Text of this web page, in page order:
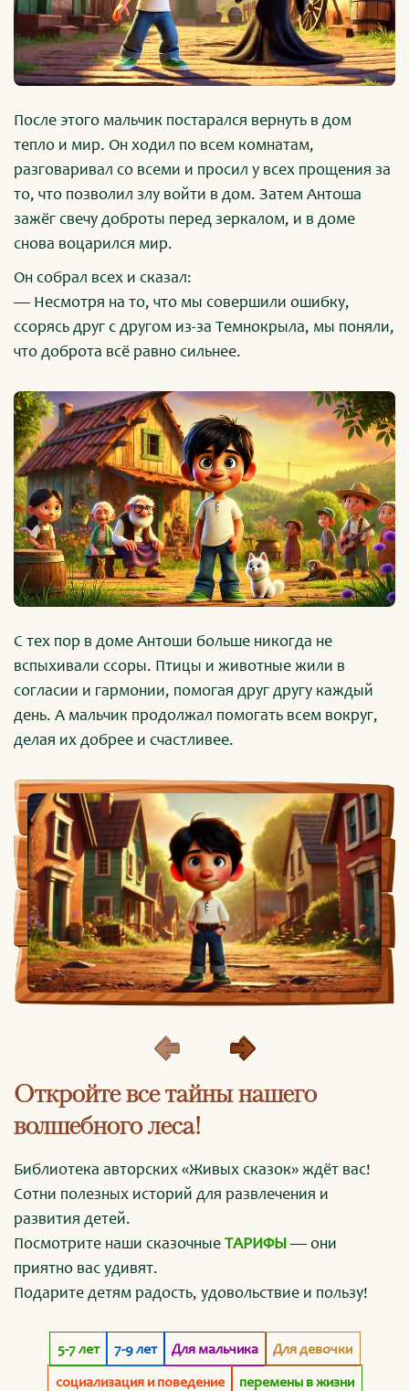
После этого мальчик постарался вернуть в дом
тепло и мир. Он ходил по всем комнатам,
разговаривал со всеми и просил у всех прощения за
то, что позволил злу войти в дом. Затем Антоша
зажёг свечу доброты перед зеркалом, и в доме
снова воцарился мир.
Он собрал всех и сказал:
— Несмотря на то, что мы совершили ошибку,
ссорясь друг с другом из-за Темнокрыла, мы поняли,
что доброта всё равно сильнее.
С тех пор в доме Антоши больше никогда не
вспыхивали ссоры. Птицы и животные жили в
согласии и гармонии, помогая друг другу каждый
день. А мальчик продолжал помогать всем вокруг,
делая их добрее и счастливее.
Откройте все тайны нашего
волшебного леса!
Библиотека авторских «Живых сказок» ждёт вас!
Сотни полезных историй для развлечения и
развития детей.
Посмотрите наши сказочныеТАРИФЫ— они
приятно вас удивят.
Подарите детям радость, удовольствие и пользу!
5-7 лет 7-9 лет Для мальчика
Для девочки
социализация и поведение
перемены в жизни